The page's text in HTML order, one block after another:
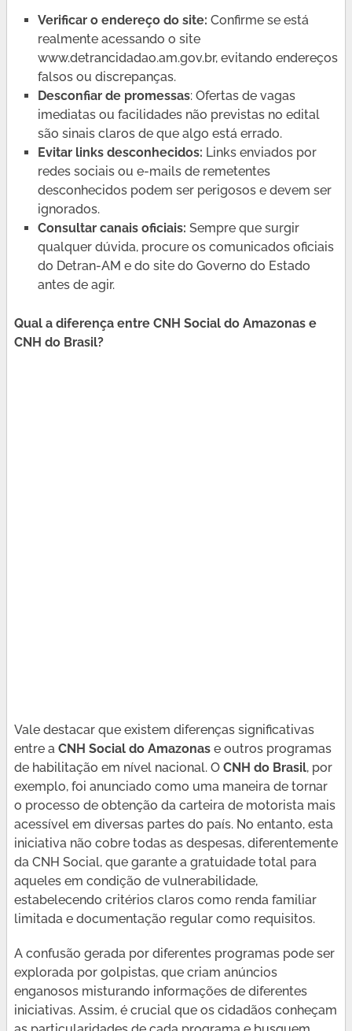
Verificar o endereço do site: Confirme se está
realmente acessando o site
www.detrancidadao.am.gov.br, evitando endereços
falsos ou discrepanças.
Desconfiar de promessas: Ofertas de vagas
imediatas ou facilidades não previstas no edital
são sinais claros de que algo está errado.
Evitar links desconhecidos: Links enviados por
redes sociais ou e-mails de remetentes
desconhecidos podem ser perigosos e devem ser
ignorados.
Consultar canais oficiais: Sempre que surgir
qualquer dúvida, procure os comunicados oficiais
do Detran-AM e do site do Governo do Estado
antes de agir.
Qual a diferença entre CNH Social do Amazonas e
CNH do Brasil?
Vale destacar que existem diferenças significativas
entre a CNH Social do Amazonase outros programas
de habilitação em nível nacional. O CNH do Brasil, por
exemplo, foi anunciado como uma maneira de tornar
o processo de obtenção da carteira de motorista mais
acessível em diversas partes do país. No entanto, esta
iniciativa não cobre todas as despesas, diferentemente
da CNH Social, que garante a gratuidade total para
aqueles em condição de vulnerabilidade,
estabelecendo critérios claros como renda familiar
limitada e documentação regular como requisitos.
A confusão gerada por diferentes programas pode ser
explorada por golpistas, que criam anúncios
enganosos misturando informações de diferentes
iniciativas. Assim, é crucial que os cidadãos conheçam